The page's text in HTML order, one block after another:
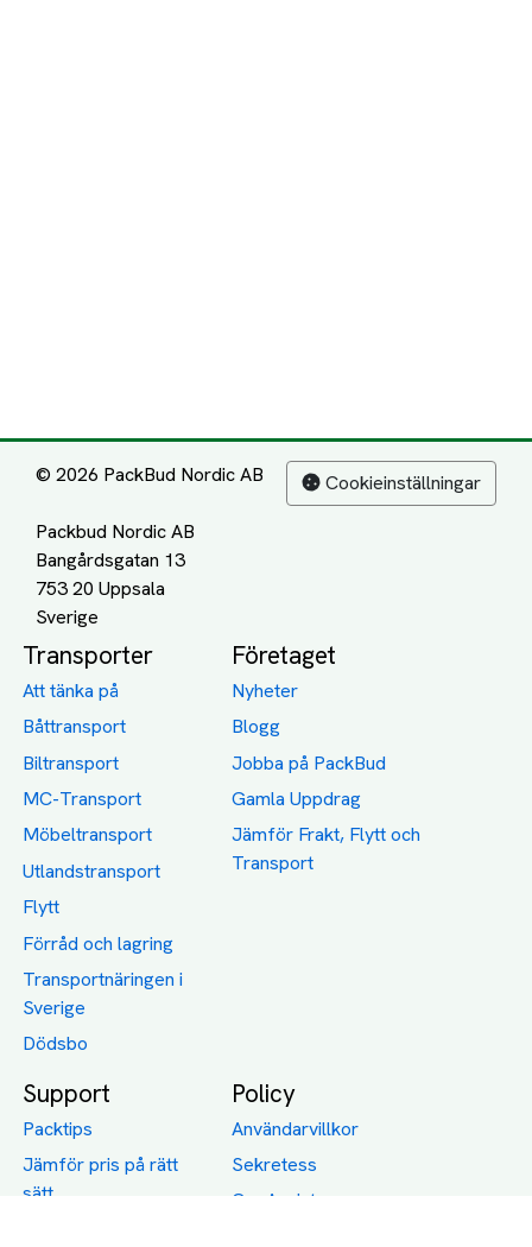
© 2026 PackBud Nordic AB
Packbud Nordic AB
Bangårdsgatan 13
753 20 Uppsala
Cookieinställningar
Transporter
Att tänka på
Båttransport
Biltransport
MC-Transport
Möbeltransport
Utlandstransport
Flytt
Förråd och lagring
Transportnäringen i
Sverige
Dödsbo
Företaget
Nyheter
Blogg
Jobba på PackBud
Gamla Uppdrag
Jämför Frakt, Flytt och
Transport
Support
Packtips
Jämför pris på rätt
sätt
Policy
Användarvillkor
Sekretess
Om Assist